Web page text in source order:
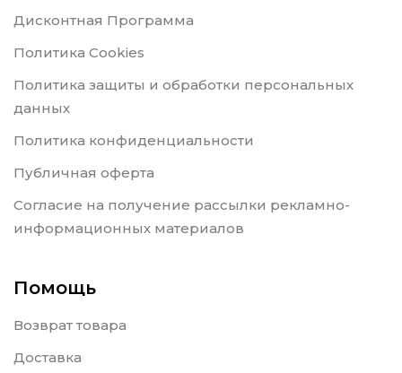
Дисконтная Программа
Политика Cookies
Политика защиты и обработки персональных
данных
Политика конфиденциальности
Публичная оферта
Согласие на получение рассылки рекламно-
информационных материалов
Помощь
Возврат товара
Доставка